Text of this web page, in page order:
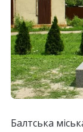
Балтська